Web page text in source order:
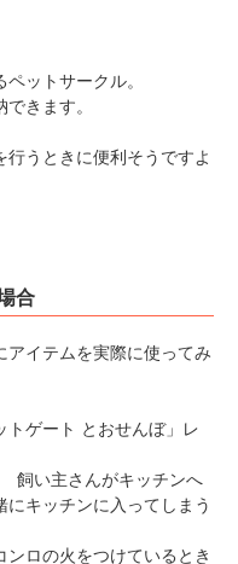
ットサークル。
きます。
うときに便利そうですよ
合
アイテムを実際に使ってみ
トゲート とおせんぼ」レ
飼い主さんがキッチンへ
キッチンに入ってしまう
ロの火をつけているとき